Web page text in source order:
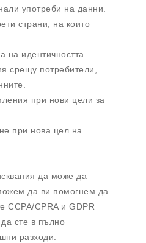
употреби на данни.
страни, на които
на идентичността.
срещу потребители,
при нови цели за
при нова цел на
да може да
да ви помогнем да
CCPA/CPRA и GDPR
сте в пълно
разходи.